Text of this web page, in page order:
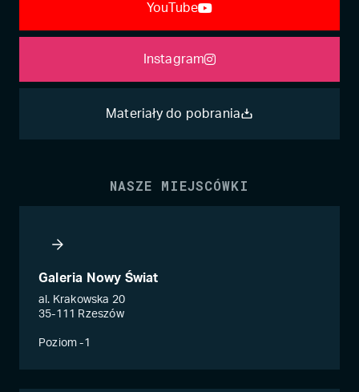
YouTube
Instagram
Materiały do pobrania
NASZE MIEJSCÓWKI
Galeria Nowy Świat
al. Krakowska 20
35-111 Rzeszów
Poziom -1